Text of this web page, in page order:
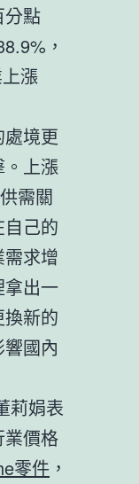
分點
，
漲
境更
上漲
需關
己的
求增
出一
新的
國內
莉娟表
價格
零件 ，